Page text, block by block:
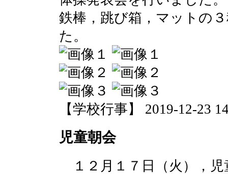
鉄棒，跳び箱，マットの
た。
【学校行事】 2019-12-23
児童朝会
１２月１７日（火），